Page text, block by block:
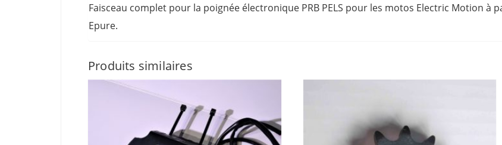
Faisceau complet pour la poignée électronique PRB PELS pour les motos Electric Motion à
Epure.
Produits similaires